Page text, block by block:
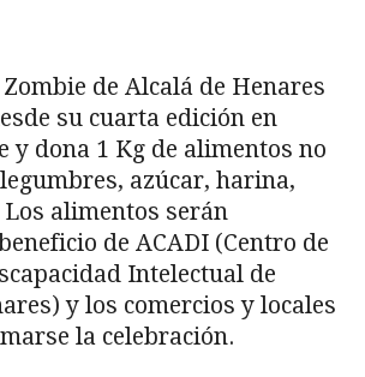
de Alcalá de Henares
su cuarta edición en
y dona 1 Kg de alimentos no
azúcar, harina,
alimentos serán
de ACADI (Centro de
Intelectual de
y los comercios y locales
la celebración.